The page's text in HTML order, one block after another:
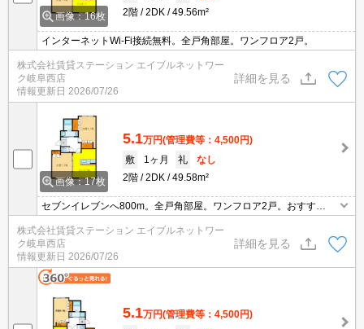
画像：16枚
2階
2DK 49.56m²
インターネットWi-Fi接続無料。全戸角部屋。ワンフロア2戸。
株式会社賃貸ステーション エイブルネットワー
ク岐阜西店
情報更新日 2026/07/26
詳細を見る
画像：17枚
5.1万円(管理費等：4,500円)
敷
1ヶ月 礼
なし
2階
2DK 49.58m²
セブンイレブンへ800m。全戸角部屋。ワンフロア2戸。おすす
め！。
株式会社賃貸ステーション エイブルネットワー
ク岐阜西店
情報更新日 2026/07/26
詳細を見る
5.1万円(管理費等：4,500円)